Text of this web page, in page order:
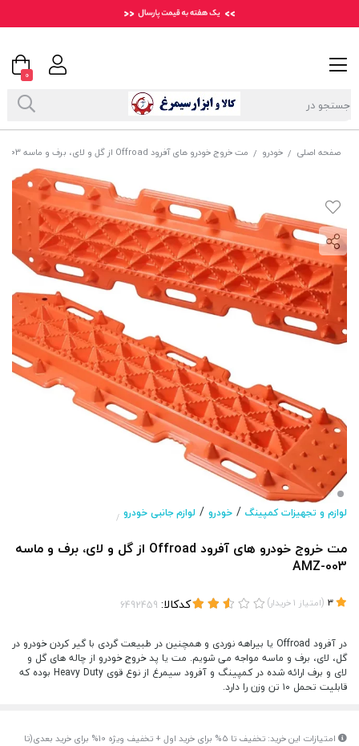
صفحه اصلی / خودرو / مت خروج خودرو های آفرود Offroad از گل و لای، برف و ماسه AMZ-003
لوازم و تجهیزات کمپینگ / خودرو / لوازم جانبی خودرو /
مت خروج خودرو های آفرود Offroad از گل و لای، برف و ماسه
AMZ-003
(امتیاز 1خریدار) کدکالا:
در آفرود Offroad یا بیراهه نوردی و همچنین در طبیعت گردی با گیر کردن خودرو در
گل، لای، برف و ماسه مواجه می شویم. مت یا پد خروج خودرو از چاله های گل و
لای و برف ارائه شده در کمپینگ و آفرود سیمرغ از نوع قوی Heavy Duty بوده که
قابلیت تحمل ۱۰ تن وزن را دارد.
امتیازات این خرید: تخفیف تا 5% برای خرید اول + تخفیف ویژه 10% برای خرید بعدی(تا
0